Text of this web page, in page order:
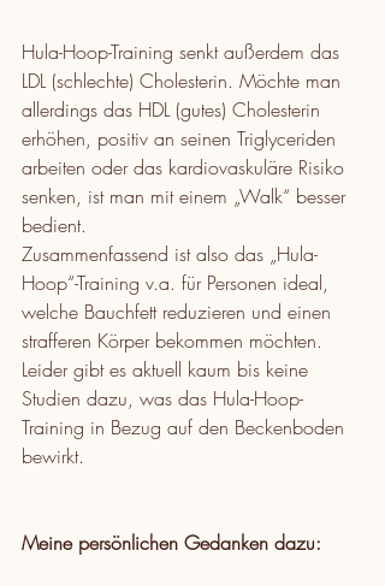
Hula-Hoop-Training senkt außerdem das
LDL (schlechte) Cholesterin. Möchte man
allerdings das HDL (gutes) Cholesterin
erhöhen, positiv an seinen Triglyceriden
arbeiten oder das kardiovaskuläre Risiko
senken, ist man mit einem „Walk“ besser
bedient.
Zusammenfassend ist also das „Hula-
Hoop“-Training v.a. für Personen ideal,
welche Bauchfett reduzieren und einen
strafferen Körper bekommen möchten.
Leider gibt es aktuell kaum bis keine
Studien dazu, was das Hula-Hoop-
Training in Bezug auf den Beckenboden
bewirkt.
Meine persönlichen Gedanken dazu: